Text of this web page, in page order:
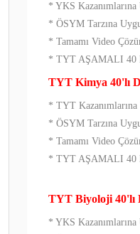
* YKS
* ÖSYM Tarzına
* Tamamı Video
* TYT AŞAMALI 40
TYT Kimya 40'lı
* TYT
* ÖSYM Tarzına
* Tamamı Video
* TYT AŞAMALI 40
TYT Biyoloji 40'lı
* YKS